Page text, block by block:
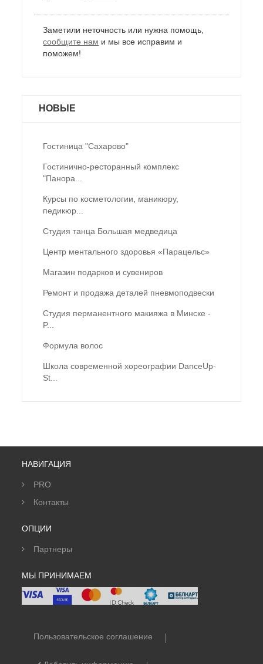
Заметили неточность или нужна помощь,
сообщите нам и мы все исправим и
поможем!
НОВЫЕ
Гостиница "Сахарово"
Гостинично-ресторанный комплекс
"Панора...
Курсы по косметологии, маникюру,
педикюр...
Студия танца Большая медведица
Центр ментального здоровья «Парацельс»
Магазин подарков и сувениров
Ремонт и продажа деталей пневмоподвески
Студия перманентного макияжа в Минске -
P...
Формула волос
Школа современной хореографии DanceUp-
St...
НАВИГАЦИЯ
PRO
Контакты
ОПЦИИ
Партнеры
МЫ ПРИНИМАЕМ
Пользовательское соглашение